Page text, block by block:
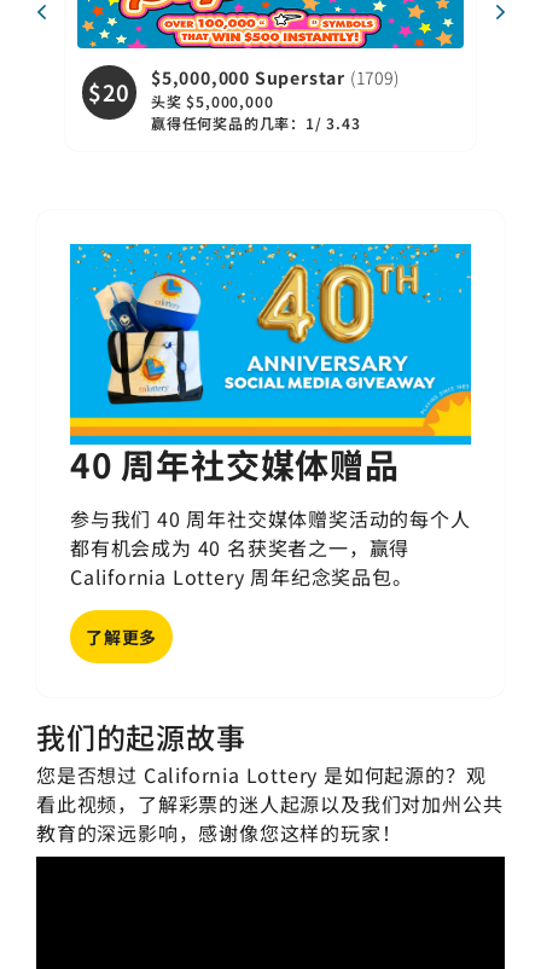
$20 $5,000,000 Superstar (1709)
头奖 $5,000,000
赢得任何奖品的几率：1/ 3.43
40 周年社交媒体赠品
参与我们 40 周年社交媒体赠奖活动的每个人
都有机会成为 40 名获奖者之一，赢得
California Lottery 周年纪念奖品包。
了解更多
我们的起源故事
您是否想过 California Lottery 是如何起源的？观
看此视频，了解彩票的迷人起源以及我们对加州公共
教育的深远影响，感谢像您这样的玩家！